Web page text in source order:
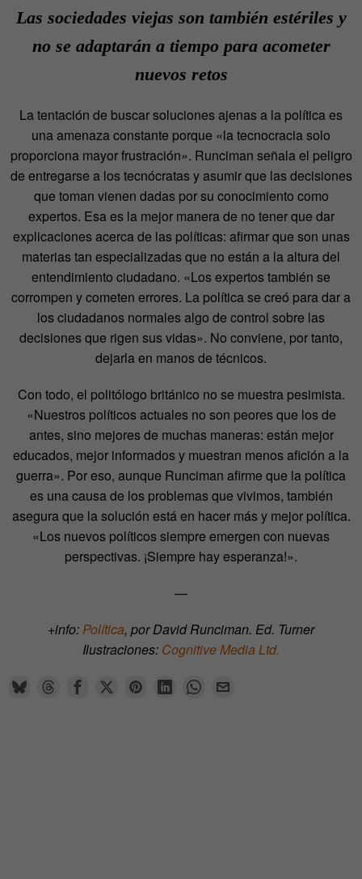
Las sociedades viejas son también estériles y
no se adaptarán a tiempo para acometer
nuevos retos
La tentación de buscar soluciones ajenas a la política es
una amenaza constante porque «la tecnocracia solo
proporciona mayor frustración». Runciman señala el peligro
de entregarse a los tecnócratas y asumir que las decisiones
que toman vienen dadas por su conocimiento como
expertos. Esa es la mejor manera de no tener que dar
explicaciones acerca de las políticas: afirmar que son unas
materias tan especializadas que no están a la altura del
entendimiento ciudadano. «Los expertos también se
corrompen y cometen errores. La política se creó para dar a
los ciudadanos normales algo de control sobre las
decisiones que rigen sus vidas». No conviene, por tanto,
dejarla en manos de técnicos.
Con todo, el politólogo británico no se muestra pesimista.
«Nuestros políticos actuales no son peores que los de
antes, sino mejores de muchas maneras: están mejor
educados, mejor informados y muestran menos afición a la
guerra». Por eso, aunque Runciman afirme que la política
es una causa de los problemas que vivimos, también
asegura que la solución está en hacer más y mejor política.
«Los nuevos políticos siempre emergen con nuevas
perspectivas. ¡Siempre hay esperanza!».
—
+info:Política, por David Runciman. Ed. Turner
Ilustraciones: Cognitive Media Ltd.